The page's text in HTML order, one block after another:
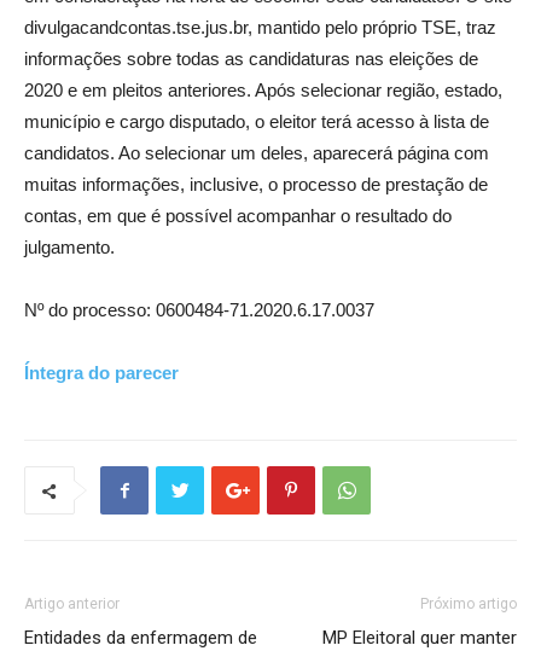
divulgacandcontas.tse.jus.br, mantido pelo próprio TSE, traz
informações sobre todas as candidaturas nas eleições de
2020 e em pleitos anteriores. Após selecionar região, estado,
município e cargo disputado, o eleitor terá acesso à lista de
candidatos. Ao selecionar um deles, aparecerá página com
muitas informações, inclusive, o processo de prestação de
contas, em que é possível acompanhar o resultado do
julgamento.
Nº do processo: 0600484-71.2020.6.17.0037
Íntegra do parecer
Artigo anterior
Entidades da enfermagem de
Próximo artigo
MP Eleitoral quer manter